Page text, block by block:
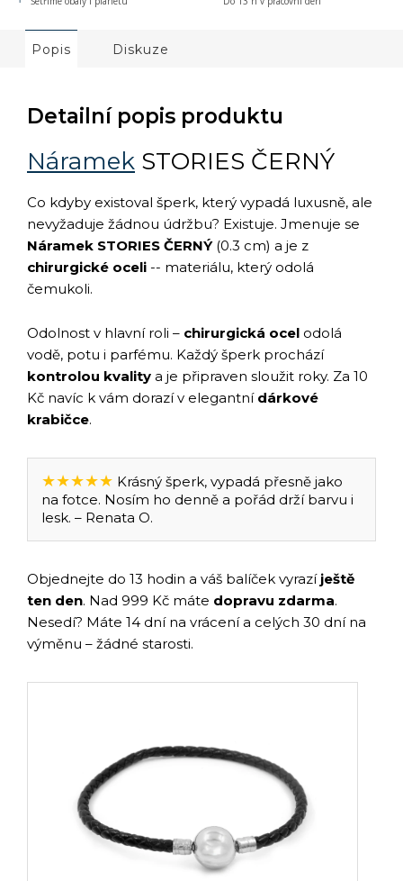
Popis Diskuze
Detailní popis produktu
Náramek STORIES ČERNÝ
Co kdyby existoval šperk, který vypadá luxusně, ale
nevyžaduje žádnou údržbu? Existuje. Jmenuje se
Náramek STORIES ČERNÝ(0.3 cm) a je z
chirurgické oceli -- materiálu, který odolá
čemukoli.
Odolnost v hlavní roli – chirurgická ocel odolá
vodě, potu i parfému. Každý šperk prochází
kontrolou kvality a je připraven sloužit roky. Za 10
Kč navíc k vám dorazí v elegantní dárkové
krabičce.
★★★★★ Krásný šperk, vypadá přesně jako
na fotce. Nosím ho denně a pořád drží barvu i
lesk. – Renata O.
Objednejte do 13 hodin a váš balíček vyrazí ještě
ten den. Nad 999 Kč máte dopravu zdarma.
Nesedí? Máte 14 dní na vrácení a celých 30 dní na
výměnu – žádné starosti.